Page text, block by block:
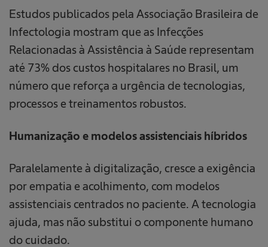
Estudos publicados pela Associação Brasileira de
Infectologia mostram que as Infecções
Relacionadas à Assistência à Saúde representam
até 73% dos custos hospitalares no Brasil, um
número que reforça a urgência de tecnologias,
processos e treinamentos robustos.
Humanização e modelos assistenciais híbridos
Paralelamente à digitalização, cresce a exigência
por empatia e acolhimento, com modelos
assistenciais centrados no paciente. A tecnologia
ajuda, mas não substitui o componente humano
do cuidado.